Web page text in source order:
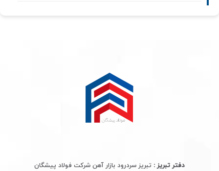
دفتر تبریز : تبریز سردرود بازار آهن شرکت فولاد پیشگان